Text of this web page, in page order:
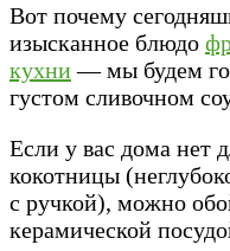
Вот почему
изысканное блюдо
кухни — мы будем
густом сливочном
Если у вас дома нет
кокотницы
с ручкой), можно
керамической